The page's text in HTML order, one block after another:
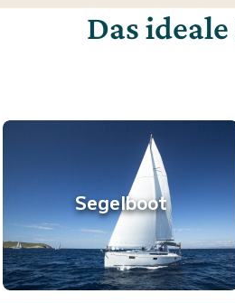
Das
Segelboot